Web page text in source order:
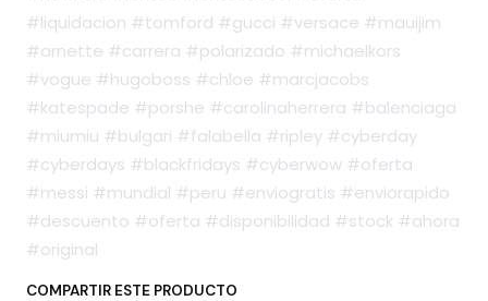
#liquidacion #tomford #gucci #versace #mauijim
#arnette #carrera #polarizado #michaelkors
#vogue #hugoboss #chloe #marcjacobs
#katespade #porshe #carolinaherrera #balenciaga
#miumiu #bulgari #falabella #ripley #cyberday
#cyberdays #blackfridays #cyberwow #oferta
#messi #mundial #peru #enviogratis #enviorapido
#descuento #oferta #disponibilidad #stock #ahora
#original
COMPARTIR ESTE PRODUCTO